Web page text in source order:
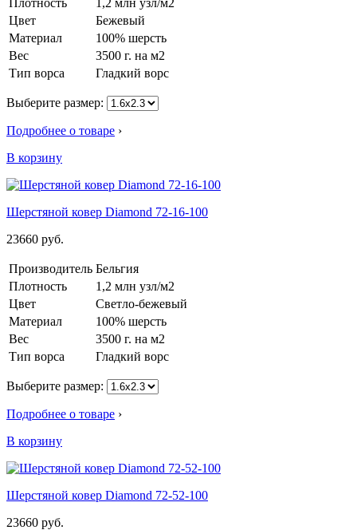
Цвет
Бежевый
Материал
100% шерсть
Вес
3500 г. на м2
Тип ворса
Гладкий ворс
Выберите размер:
Подробнее о товаре ›
В корзину
Шерстяной ковер Diamond 72-16-100
23660 руб.
Производитель Бельгия
Плотность
1,2 млн узл/м2
Цвет
Светло-бежевый
Материал
100% шерсть
Вес
3500 г. на м2
Тип ворса
Гладкий ворс
Выберите размер:
Подробнее о товаре ›
В корзину
Шерстяной ковер Diamond 72-52-100
23660 руб.